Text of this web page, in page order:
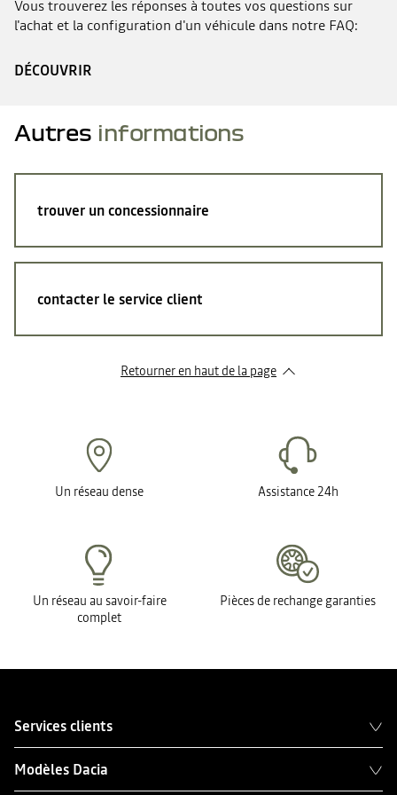
Vous trouverez les réponses à toutes vos questions sur
l'achat et la configuration d'un véhicule dans notre FAQ:
DÉCOUVRIR
Autres informations
trouver un concessionnaire
contacter le service client
Retourner en haut de la page
Un réseau dense Assistance 24h
Un réseau au savoir-faire
complet
Pièces de rechange garanties
Services clients
Modèles Dacia